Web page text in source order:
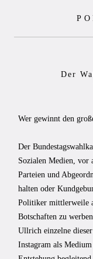
Der
Wer gewinnt den
Der
Sozialen Medien, vor
Parteien und
halten oder
Politiker mittlerweile
Botschaften zu
Ullrich einzelne
Instagram als